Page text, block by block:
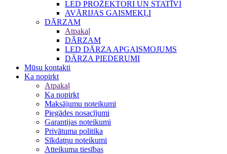
LED PROŽEKTORI UN STATĪVI
AVĀRIJAS GAISMEKĻI
DĀRZAM
Atpakaļ
DĀRZAM
LED DĀRZA APGAISMOJUMS
DĀRZA PIEDERUMI
Mūsu kontakti
Ka nopirkt
Atpakaļ
Ka nopirkt
Maksājumu noteikumi
Piegādes nosacījumi
Garantijas noteikumi
Privātuma politika
Sīkdatņu noteikumi
Atteikuma tiesības